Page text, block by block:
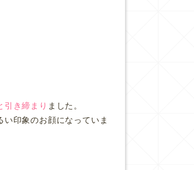
引き締まり ました。
い印象のお顔になっていま